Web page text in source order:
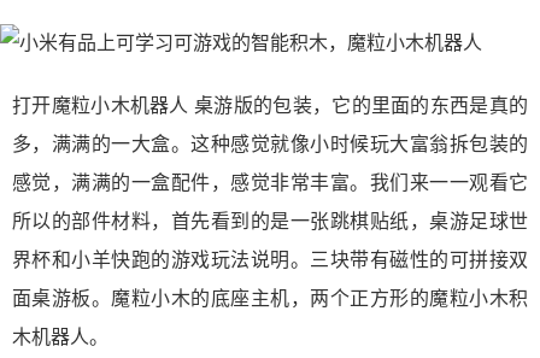
打开魔粒小木机器人 桌游版的包装，它的里面的东西是真的
多，满满的一大盒。这种感觉就像小时候玩大富翁拆包装的
感觉，满满的一盒配件，感觉非常丰富。我们来一一观看它
所以的部件材料，首先看到的是一张跳棋贴纸，桌游足球世
界杯和小羊快跑的游戏玩法说明。三块带有磁性的可拼接双
面桌游板。魔粒小木的底座主机，两个正方形的魔粒小木积
木机器人。